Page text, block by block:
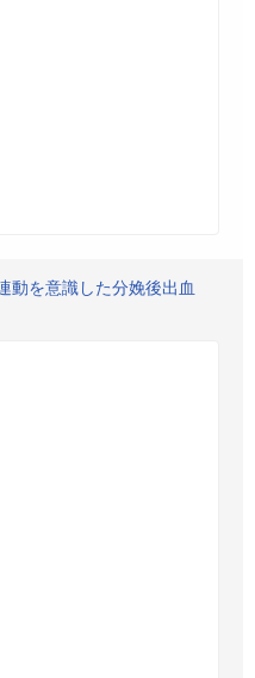
動を意識した分娩後出血